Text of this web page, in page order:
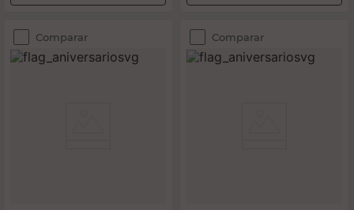
Comparar Comparar